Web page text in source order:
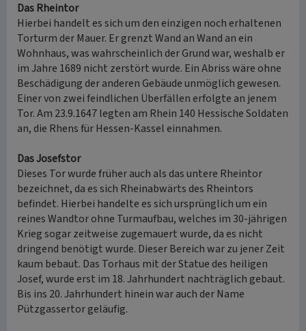
Das Rheintor
Hierbei handelt es sich um den einzigen noch erhaltenen
Torturm der Mauer. Er grenzt Wand an Wand an ein
Wohnhaus, was wahrscheinlich der Grund war, weshalb er
im Jahre 1689 nicht zerstört wurde. Ein Abriss wäre ohne
Beschädigung der anderen Gebäude unmöglich gewesen.
Einer von zwei feindlichen Überfällen erfolgte an jenem
Tor. Am 23.9.1647 legten am Rhein 140 Hessische Soldaten
an, die Rhens für Hessen-Kassel einnahmen.
Das Josefstor
Dieses Tor wurde früher auch als das untere Rheintor
bezeichnet, da es sich Rheinabwärts des Rheintors
befindet. Hierbei handelte es sich ursprünglich um ein
reines Wandtor ohne Turmaufbau, welches im 30-jährigen
Krieg sogar zeitweise zugemauert wurde, da es nicht
dringend benötigt wurde. Dieser Bereich war zu jener Zeit
kaum bebaut. Das Torhaus mit der Statue des heiligen
Josef, wurde erst im 18. Jahrhundert nachträglich gebaut.
Bis ins 20. Jahrhundert hinein war auch der Name
Pützgassertor geläufig.